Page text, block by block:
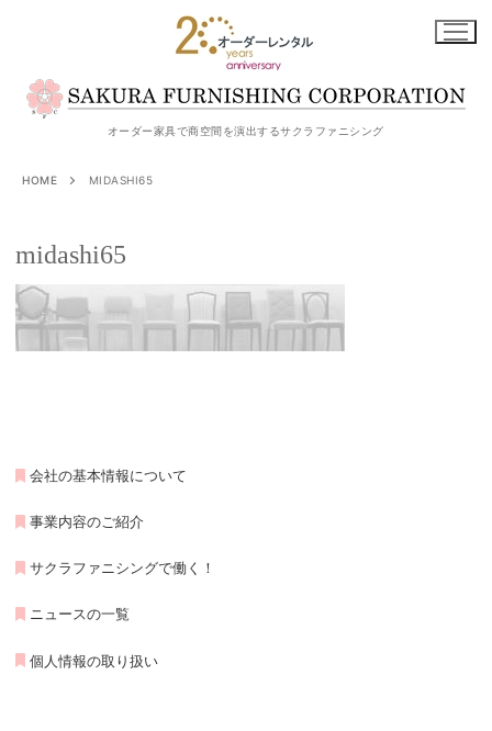
オーダー家具で商空間を演出するサクラファニシング
HOME MIDASHI65
midashi65
会社の基本情報について
事業内容のご紹介
サクラファニシングで働く！
ニュースの一覧
個人情報の取り扱い